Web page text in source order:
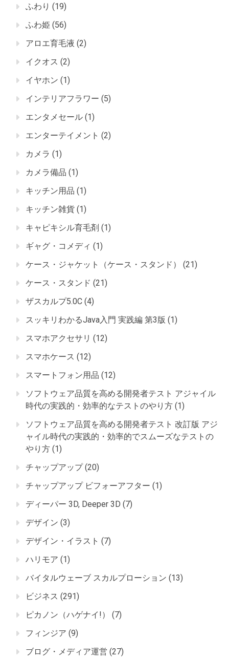
ふわり (19)
ふわ姫 (56)
アロエ育毛液 (2)
イクオス (2)
イヤホン (1)
インテリアフラワー (5)
エンタメセール (1)
エンターテイメント (2)
カメラ (1)
カメラ備品 (1)
キッチン用品 (1)
キッチン雑貨 (1)
キャピキシル育毛剤 (1)
ギャグ・コメディ (1)
ケース・ジャケット（ケース・スタンド）
(21)
ケース・スタンド (21)
ザスカルプ5.0C (4)
スッキリわかるJava入門 実践編 第3版 (1)
スマホアクセサリ (12)
スマホケース (12)
スマートフォン用品 (12)
ソフトウェア品質を高める開発者テスト アジャイル
時代の実践的・効率的なテストのやり方 (1)
ソフトウェア品質を高める開発者テスト 改訂版 アジ
ャイル時代の実践的・効率的でスムーズなテストの
やり方 (1)
チャップアップ(20)
チャップアップ ビフォーアフター (1)
ディーパー 3D, Deeper 3D (7)
デザイン (3)
デザイン・イラスト (7)
ハリモア (1)
バイタルウェーブ スカルプローション (13)
ビジネス (291)
ピカノン（ハゲナイ!）
(7)
フィンジア (9)
ブログ・メディア運営 (27)